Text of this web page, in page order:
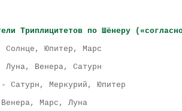
Триплицитетов по Шёнеру
Солнце, Юпитер, Марс
Луна, Венера, Сатурн
- Сатурн, Меркурий, Юпитер
Марс, Луна